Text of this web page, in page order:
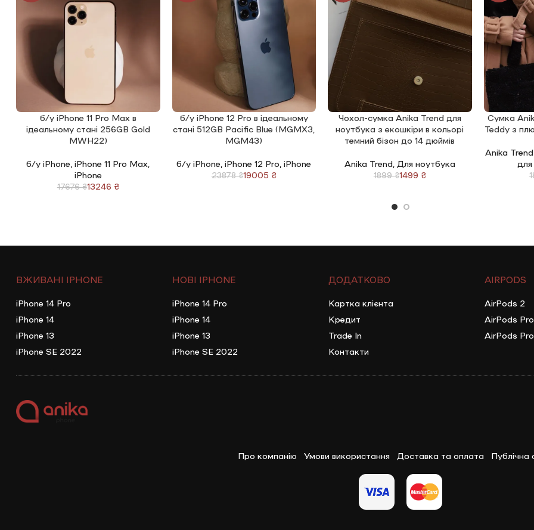
ЧИТАТИ ДАЛІ
б/у iPhone 11 Pro Max в
ідеальному стані 256GB Gold
MWH22)
б/у iPhone ,iPhone 11 Pro Max
iPhone
17676₴13246 ₴
ЧИТАТИ ДАЛІ
б/у iPhone 12 Pro в ідеальному
стані 512GB Pacific Blue (MGMX3,
MGM43)
б/у iPhone ,iPhone 12 Pro ,iPhone
23878₴19005 ₴
ДОДАТИ В КОШИК
Чохол-сумка Anika Trend для
ноутбука з екошкіри в кольорі
темний бізон до 14 дюймів
Anika Trend Для ноутбука
1899₴1499 ₴
ДОДАТИ В
Сумка
Teddy з
Anika Trend
ВЖИВАНІ IPHONE
iPhone 14 Pro
iPhone 14
iPhone 13
iPhone SE 2022
НОВІ IPHONE
iPhone 14 Pro
iPhone 14
iPhone 13
iPhone SE 2022
ДОДАТКОВО
Картка клієнта
Кредит
Trade In
Контакти
AIRPODS
AirPods 2
AirPods Pro
AirPods
Про компанію Умови використання Доставка та оплата Публічна